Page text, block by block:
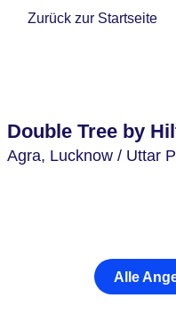
Zurück zur Startseite
Double Tree by
Agra, Lucknow / Uttar
Alle